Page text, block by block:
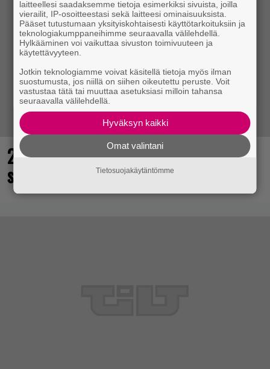
25 kaikkien aikojen parasta
supersankaripeliä listattu
laitteellesi saadaksemme tietoja esimerkiksi sivuista, joilla
vierailit, IP-osoitteestasi sekä laitteesi ominaisuuksista.
Pääset tutustumaan yksityiskohtaisesti käyttötarkoituksiin ja
teknologiakumppaneihimme seuraavalla välilehdellä.
Hylkääminen voi vaikuttaa sivuston toimivuuteen ja
käytettävyyteen.
Jotkin teknologiamme voivat käsitellä tietoja myös ilman
suostumusta, jos niillä on siihen oikeutettu peruste. Voit
vastustaa tätä tai muuttaa asetuksiasi milloin tahansa
seuraavalla välilehdellä.
Hyväksyn kaikki
Omat valintani
Tietosuojakäytäntömme